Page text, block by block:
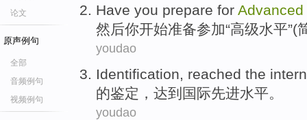
论文
原声例句
全部
音频例句
视频例句
Have you prepare for Advanced
然后你开始准备参加“高级水平”(
youdao
Identification reached the
的鉴定 ， 达到 国际先进水平。
youdao